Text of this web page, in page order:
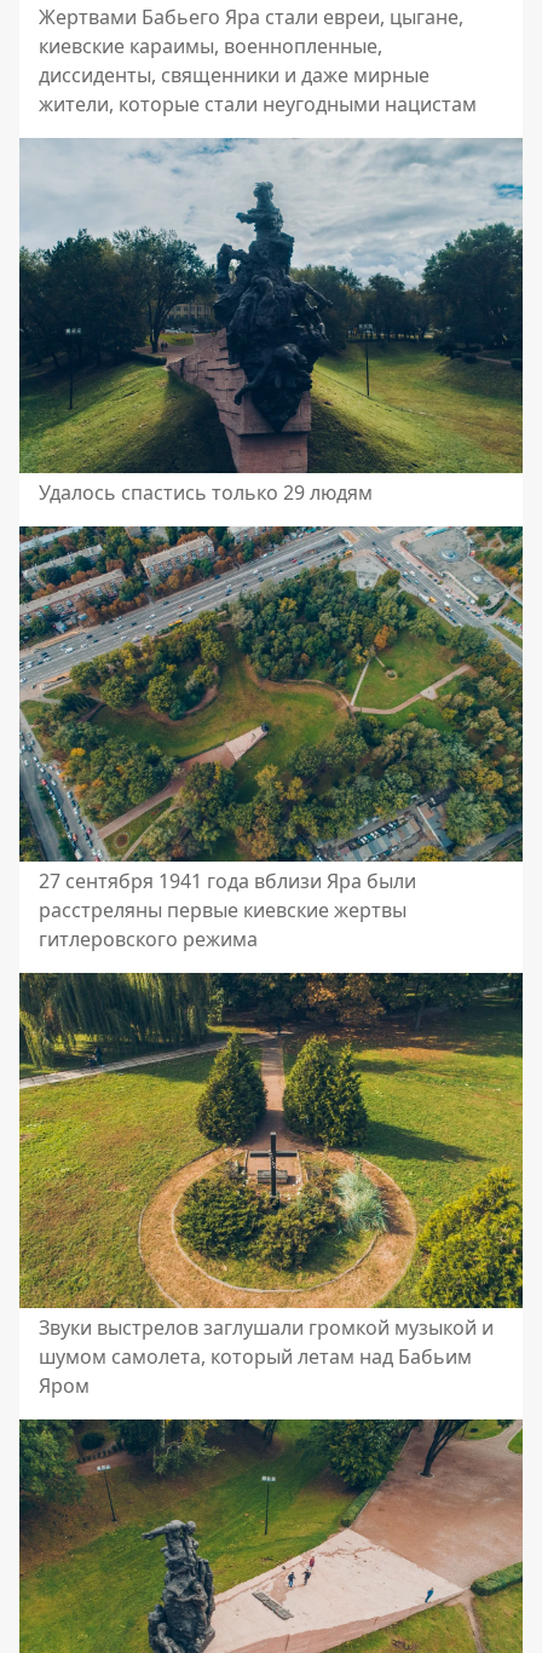
Жертвами Бабьего Яра стали евреи, цыгане,
киевские караимы, военнопленные,
диссиденты, священники и даже мирные
жители, которые стали неугодными нацистам
Удалось спастись только 29 людям
27 сентября 1941 года вблизи Яра были
расстреляны первые киевские жертвы
гитлеровского режима
Звуки выстрелов заглушали громкой музыкой и
шумом самолета, который летам над Бабьим
Яром